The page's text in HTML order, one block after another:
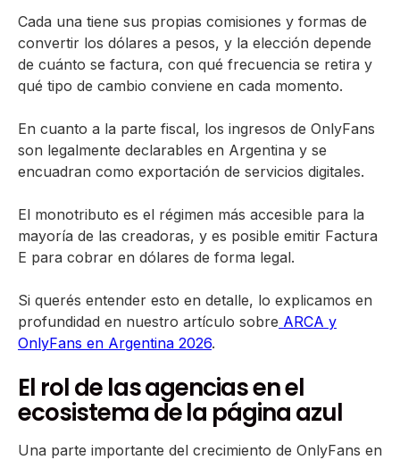
Cada una tiene sus propias comisiones y formas de
convertir los dólares a pesos, y la elección depende
de cuánto se factura, con qué frecuencia se retira y
qué tipo de cambio conviene en cada momento.
En cuanto a la parte fiscal, los ingresos de OnlyFans
son legalmente declarables en Argentina y se
encuadran como exportación de servicios digitales.
El monotributo es el régimen más accesible para la
mayoría de las creadoras, y es posible emitir Factura
E para cobrar en dólares de forma legal.
Si querés entender esto en detalle, lo explicamos en
profundidad en nuestro artículo sobre ARCA y
OnlyFans en Argentina 2026.
El rol de las agencias en el
ecosistema de la página azul
Una parte importante del crecimiento de OnlyFans en